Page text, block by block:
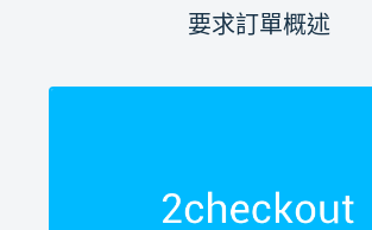
要求訂單概述